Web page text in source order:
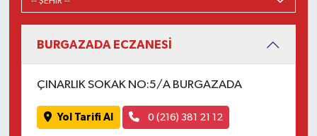
BURGAZADA ECZANESİ
ÇINARLIK SOKAK NO:5/A BURGAZADA
Yol Tarifi Al 0 (216) 381 21 12